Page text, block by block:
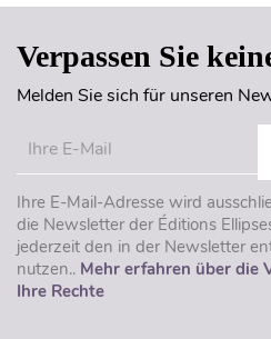
Verpassen Sie
Melden Sie sich für unseren
Ihre E-Mail-Adresse wird
die Newsletter der Éditions
jederzeit den in der Newsletter
nutzen.. Mehr erfahren über die
Ihre Rechte